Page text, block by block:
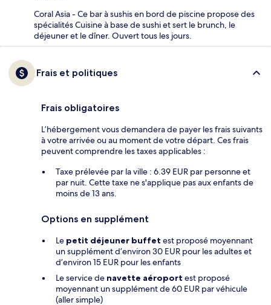
Coral Asia - Ce bar à sushis en bord de piscine propose des
spécialités Cuisine à base de sushi et sert le brunch, le
déjeuner et le dîner. Ouvert tous les jours.
Frais et politiques
Frais obligatoires
L’hébergement vous demandera de payer les frais suivants
à votre arrivée ou au moment de votre départ. Ces frais
peuvent comprendre les taxes applicables :
Taxe prélevée par la ville : 6.39 EUR par personne et
par nuit. Cette taxe ne s'applique pas aux enfants de
moins de 13 ans.
Options en supplément
Le petit déjeuner buffet est proposé moyennant
un supplément d’environ 30 EUR pour les adultes et
d’environ 15 EUR pour les enfants
Le service de navette aéroport est proposé
moyennant un supplément de 60 EUR par véhicule
(aller simple)